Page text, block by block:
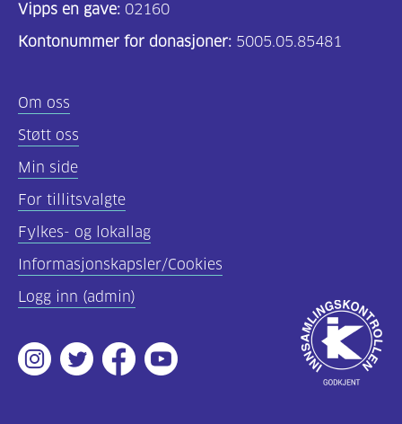
helsepersonell
(157)
innhold
(59)
Diabetes
type
1
(43)
Diabetes
2
Vipps en gave: 02160
Kontonummer for donasjoner: 5005.05.85481
Om oss
Støtt oss
Min side
For tillitsvalgte
Fylkes- og lokallag
Informasjonskapsler/Cookies
Logg inn (admin)
Instagram
TwitterFacebookYoutube
Godkjent
av